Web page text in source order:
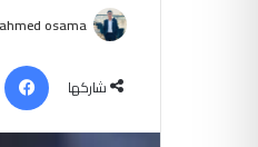
osama
شاركها